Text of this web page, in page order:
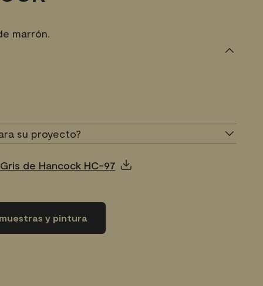
marrón.
su proyecto?
de Hancock HC-97
y pintura